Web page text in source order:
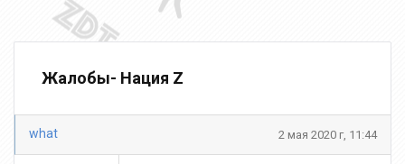
Жалобы- Нация Z
what 2 мая 2020 г, 11:44